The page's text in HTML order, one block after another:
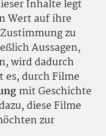
Inhalte legt
Wert auf ihre
zu
Aussagen,
wird dadurch
es, durch Filme
mit Geschichte
diese Filme
zur